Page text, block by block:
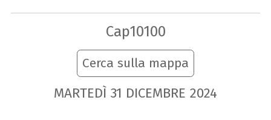
Cap10100
Cerca sulla mappa
MARTEDÌ 31 DICEMBRE 2024